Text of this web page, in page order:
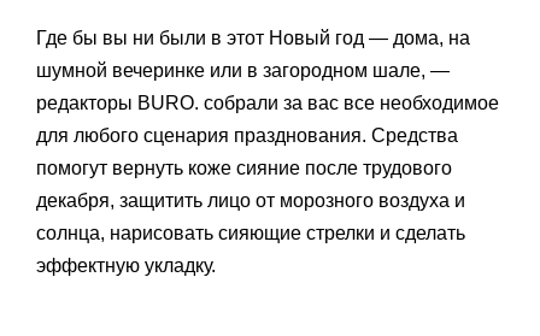
Где бы вы ни были в этот Новый год — дома, на
шумной вечеринке или в загородном шале, —
редакторы BURO. собрали за вас все необходимое
для любого сценария празднования. Средства
помогут вернуть коже сияние после трудового
декабря, защитить лицо от морозного воздуха и
солнца, нарисовать сияющие стрелки и сделать
эффектную укладку.